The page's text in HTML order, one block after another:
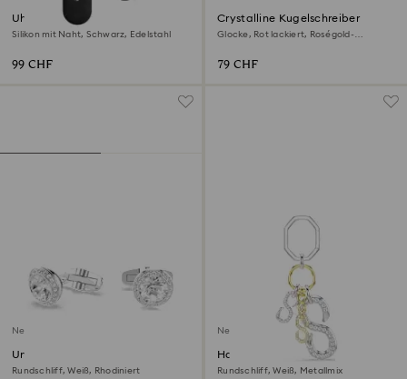
Uhrenarmband
Silikon mit Naht, Schwarz, Edelstahl
99 CHF
Crystalline Kugelschreiber
Glocke, Rot lackiert, Roségold-
79 CHF
Neu
Una Angelic
Manschettenknöpfe
Rundschliff, Weiß, Rhodiniert
Neu
Handtaschen-Charm
Rundschliff, Weiß, Metallmix